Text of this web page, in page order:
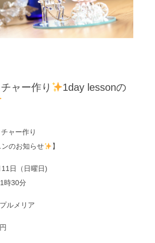
ャー作り
1day lessonの
ャー作り
のお知らせ
】
（日曜日)
30分
ルメリア